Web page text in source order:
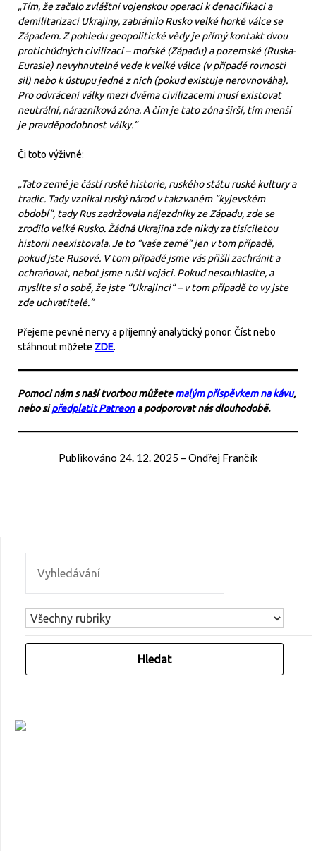
„Tím, že začalo zvláštní vojenskou operaci k denacifikaci a
demilitarizaci Ukrajiny, zabránilo Rusko velké horké válce se
Západem. Z pohledu geopolitické vědy je přímý kontakt dvou
protichůdných civilizací – mořské (Západu) a pozemské (Ruska-
Eurasie) nevyhnutelně vede k velké válce (v případě rovnosti
sil) nebo k ústupu jedné z nich (pokud existuje nerovnováha).
Pro odvrácení války mezi dvěma civilizacemi musí existovat
neutrální, nárazníková zóna. A čím je tato zóna širší, tím menší
je pravděpodobnost války.“
Či toto výživné:
„Tato země je částí ruské historie, ruského státu ruské kultury a
tradic. Tady vznikal ruský národ v takzvaném “kyjevském
období“, tady Rus zadržovala nájezdníky ze Západu, zde se
zrodilo velké Rusko. Žádná Ukrajina zde nikdy za tisíciletou
historii neexistovala. Je to “vaše země“ jen v tom případě,
pokud jste Rusové. V tom případě jsme vás přišli zachránit a
ochraňovat, neboť jsme ruští vojáci. Pokud nesouhlasíte, a
myslíte si o sobě, že jste “Ukrajinci“ – v tom případě to vy jste
zde uchvatitelé.“
Přejeme pevné nervy a příjemný analytický ponor. Číst nebo
stáhnout můžete ZDE.
Pomoci nám s naší tvorbou můžetemalým příspěvkem na kávu,
nebo sipředplatit Patreona podporovat nás dlouhodobě.
Publikováno 24. 12. 2025 – Ondřej Frančík